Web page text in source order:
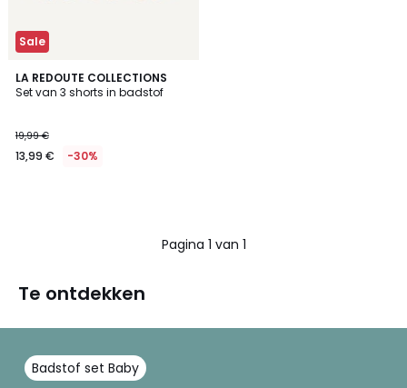
Sale
LA REDOUTE COLLECTIONS
Set van 3 shorts in badstof
19,99 €
13,99 € -30%
Pagina 1 van 1
Te ontdekken
Badstof set Baby